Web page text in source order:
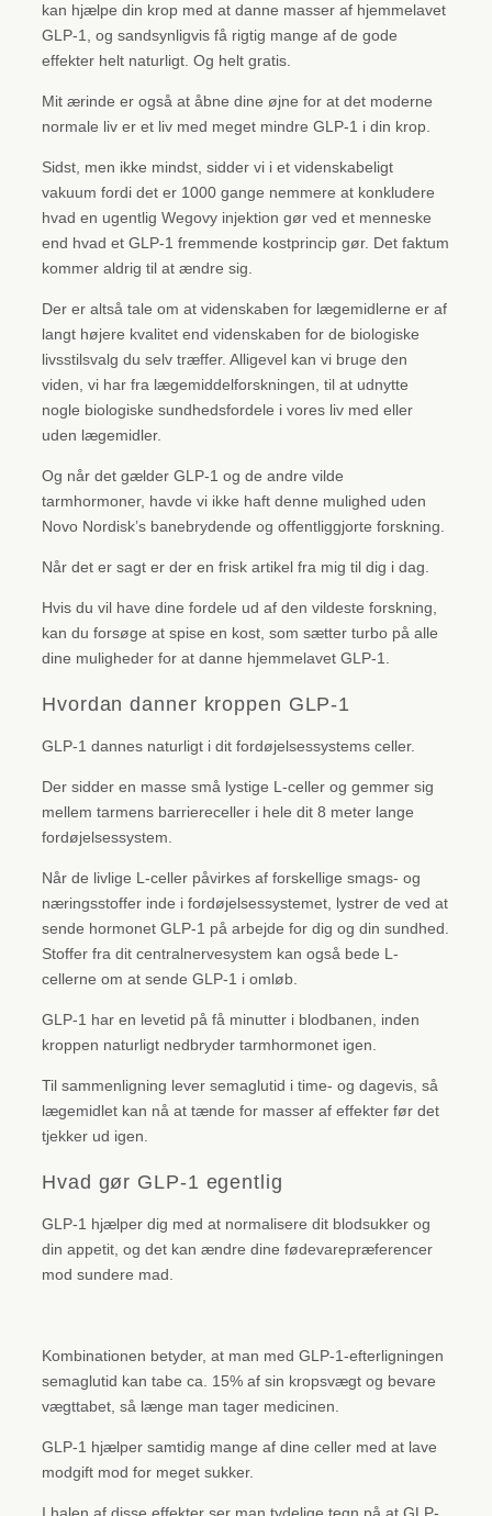
kan hjælpe din krop med at danne masser af hjemmelavet
GLP-1, og sandsynligvis få rigtig mange af de gode
effekter helt naturligt. Og helt gratis.
Mit ærinde er også at åbne dine øjne for at det moderne
normale liv er et liv med meget mindre GLP-1 i din krop.
Sidst, men ikke mindst, sidder vi i et videnskabeligt
vakuum fordi det er 1000 gange nemmere at konkludere
hvad en ugentlig Wegovy injektion gør ved et menneske
end hvad et GLP-1 fremmende kostprincip gør. Det faktum
kommer aldrig til at ændre sig.
Der er altså tale om at videnskaben for lægemidlerne er af
langt højere kvalitet end videnskaben for de biologiske
livsstilsvalg du selv træffer. Alligevel kan vi bruge den
viden, vi har fra lægemiddelforskningen, til at udnytte
nogle biologiske sundhedsfordele i vores liv med eller
uden lægemidler.
Og når det gælder GLP-1 og de andre vilde
tarmhormoner, havde vi ikke haft denne mulighed uden
Novo Nordisk’s banebrydende og offentliggjorte forskning.
Når det er sagt er der en frisk artikel fra mig til dig i dag.
Hvis du vil have dine fordele ud af den vildeste forskning,
kan du forsøge at spise en kost, som sætter turbo på alle
dine muligheder for at danne hjemmelavet GLP-1.
Hvordan danner kroppen GLP-1
GLP-1 dannes naturligt i dit fordøjelsessystems celler.
Der sidder en masse små lystige L-celler og gemmer sig
mellem tarmens barriereceller i hele dit 8 meter lange
fordøjelsessystem.
Når de livlige L-celler påvirkes af forskellige smags- og
næringsstoffer inde i fordøjelsessystemet, lystrer de ved at
sende hormonet GLP-1 på arbejde for dig og din sundhed.
Stoffer fra dit centralnervesystem kan også bede L-
cellerne om at sende GLP-1 i omløb.
GLP-1 har en levetid på få minutter i blodbanen, inden
kroppen naturligt nedbryder tarmhormonet igen.
Til sammenligning lever semaglutid i time- og dagevis, så
lægemidlet kan nå at tænde for masser af effekter før det
tjekker ud igen.
Hvad gør GLP-1 egentlig
GLP-1 hjælper dig med at normalisere dit blodsukker og
din appetit, og det kan ændre dine fødevarepræferencer
mod sundere mad.
Kombinationen betyder, at man med GLP-1-efterligningen
semaglutid kan tabe ca. 15% af sin kropsvægt og bevare
vægttabet, så længe man tager medicinen.
GLP-1 hjælper samtidig mange af dine celler med at lave
modgift mod for meget sukker.